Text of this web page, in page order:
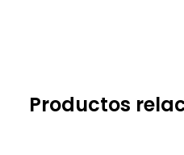
Productos